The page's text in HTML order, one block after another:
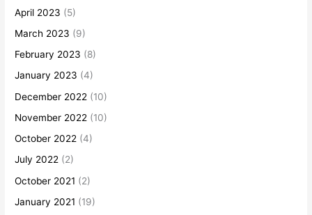
April 2023 (5)
March 2023 (9)
February 2023 (8)
January 2023 (4)
December 2022 (10)
November 2022 (10)
October 2022 (4)
July 2022 (2)
October 2021 (2)
January 2021 (19)